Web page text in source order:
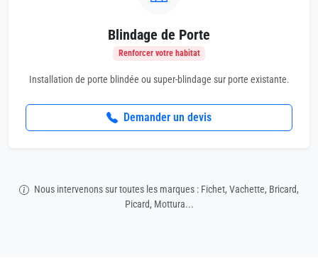
Blindage de Porte
Renforcer votre habitat
Installation de porte blindée ou super-blindage sur porte existante.
Demander un devis
Nous intervenons sur toutes les marques : Fichet, Vachette, Bricard,
Picard, Mottura...